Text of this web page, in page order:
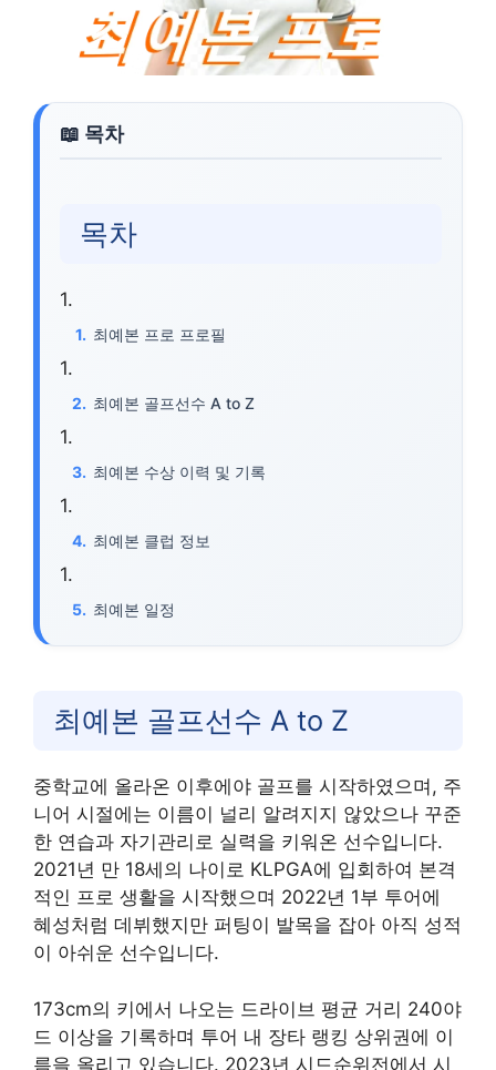
목차
최예본 프로 프로필
최예본 골프선수 A to Z
최예본 수상 이력 및 기록
최예본 클럽 정보
최예본 일정
최예본 골프선수 A to Z
중학교에 올라온 이후에야 골프를 시작하였으며, 주
니어 시절에는 이름이 널리 알려지지 않았으나 꾸준
한 연습과 자기관리로 실력을 키워온 선수입니다.
2021년 만 18세의 나이로 KLPGA에 입회하여 본격
적인 프로 생활을 시작했으며 2022년 1부 투어에
혜성처럼 데뷔했지만 퍼팅이 발목을 잡아 아직 성적
이 아쉬운 선수입니다.
173cm의 키에서 나오는 드라이브 평균 거리 240야
드 이상을 기록하며 투어 내 장타 랭킹 상위권에 이
름을 올리고 있습니다. 2023년 시드순위전에서 시